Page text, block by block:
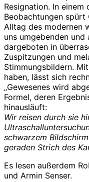
Resignation. In
Beobachtungen spürt
Alltag des modernen
uns umgebenden
dargeboten in
Zuspitzungen und
Stimmungsbildern.
haben, lässt sich
„Gewesenes wird
Formel, deren
hinausläuft:
Wir reisen durch sie
schwarzem
geraden Strich des
Es lesen außerdem
und Armin Senser.